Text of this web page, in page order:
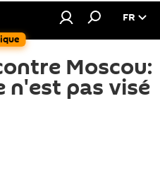
FR
Moscou:
n'est pas visé